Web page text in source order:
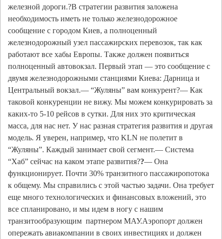
железной дороги.?В стратегии развития заложена
необходимость иметь не только железнодорожное
сообщение с городом Киев, а полноценный
железнодорожный узел пассажирских перевозок, так как
работают все хабы Европы. Также должен появиться
полноценный автовокзал. Первый этап — это сообщение с
двумя железнодорожными станциями Киева: Дарница и
Центральный вокзал.— “Жуляны” вам конкурент?— Как
таковой конкуренции не вижу. Мы можем конкурировать за
каких-то 5-10 рейсов в сутки. Для них это критическая
масса, для нас нет. У нас разная стратегия развития и другая
модель. Я уверен, например, что KLN не полетит в
“Жуляны”. Каждый занимает свой сегмент.— Система
“Хаб” сейчас на каком этапе развития??— Она
функционирует. Почти 30% транзитного пассажиропотока
к общему. Мы справились с этой частью задачи. Она требует
еще много технологических и финансовых вложений, это
все спланировано, и мы идем в ногу с нашим
транзитообразующим партнером МАУ.Аэропорт должен
опережать авиакомпании в своих инвестициях и должен